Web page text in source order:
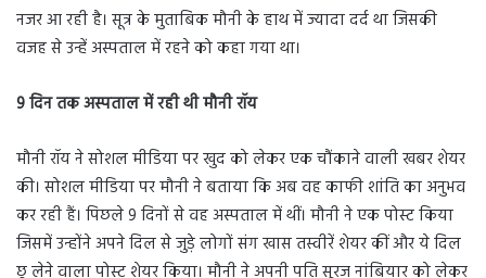
नजर आ रही है। सूत्र के मुताबिक मौनी के हाथ में ज्यादा दर्द था जिसकी
वजह से उन्हें अस्पताल में रहने को कहा गया था।
9 दिन तक अस्पताल में रही थी मौनी रॉय
मौनी रॉय ने सोशल मीडिया पर खुद को लेकर एक चौंकाने वाली खबर शेयर
की। सोशल मीडिया पर मौनी ने बताया कि अब वह काफी शांति का अनुभव
कर रही हैं। पिछले 9 दिनों से वह अस्पताल में थीं। मौनी ने एक पोस्ट किया
जिसमें उन्होंने अपने दिल से जुड़े लोगों संग खास तस्वीरें शेयर कीं और ये दिल